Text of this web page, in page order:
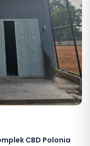
CBD Polonia